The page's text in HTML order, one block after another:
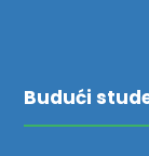
Budući